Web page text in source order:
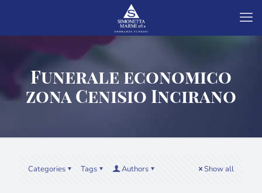
Funerale economico
zona Cenisio Incirano
Categories Tags Authors Show all